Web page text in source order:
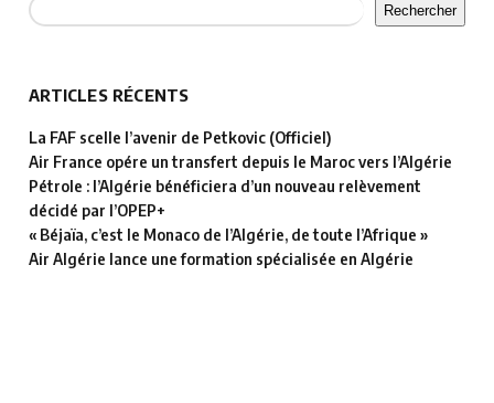
Rechercher
ARTICLES RÉCENTS
La FAF scelle l’avenir de Petkovic (Officiel)
Air France opére un transfert depuis le Maroc vers l’Algérie
Pétrole : l’Algérie bénéficiera d’un nouveau relèvement
décidé par l’OPEP+
« Béjaïa, c’est le Monaco de l’Algérie, de toute l’Afrique »
Air Algérie lance une formation spécialisée en Algérie